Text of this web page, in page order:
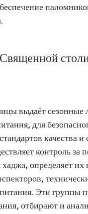
выдаёт сезонные
для
качества
контроль за
определяет
Эти группы
отбирают и